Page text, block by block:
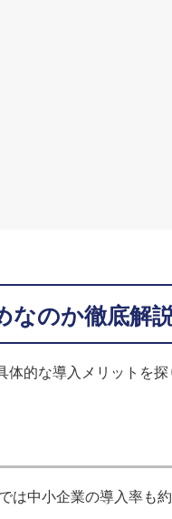
なのか徹底解
的な導入メリットを探
は中小企業の導入率も